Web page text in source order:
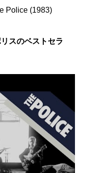
Police (1983)
スのベストセラ